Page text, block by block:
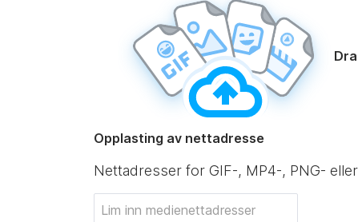
Opplasting av nettadresse
Nettadresser for GIF-, MP4-, PNG-